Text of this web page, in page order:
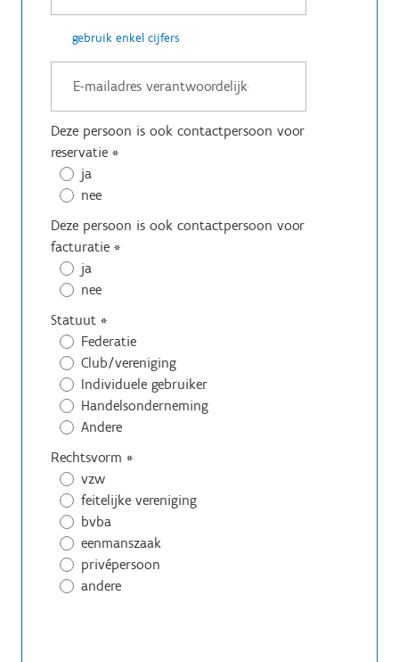
gebruik enkel cijfers
Deze persoon is ook contactpersoon voor
reservatie *
ja
nee
Deze persoon is ook contactpersoon voor
facturatie *
ja
nee
Statuut *
Federatie
Club/vereniging
Individuele gebruiker
Handelsonderneming
Andere
Rechtsvorm *
vzw
feitelijke vereniging
bvba
eenmanszaak
privépersoon
andere